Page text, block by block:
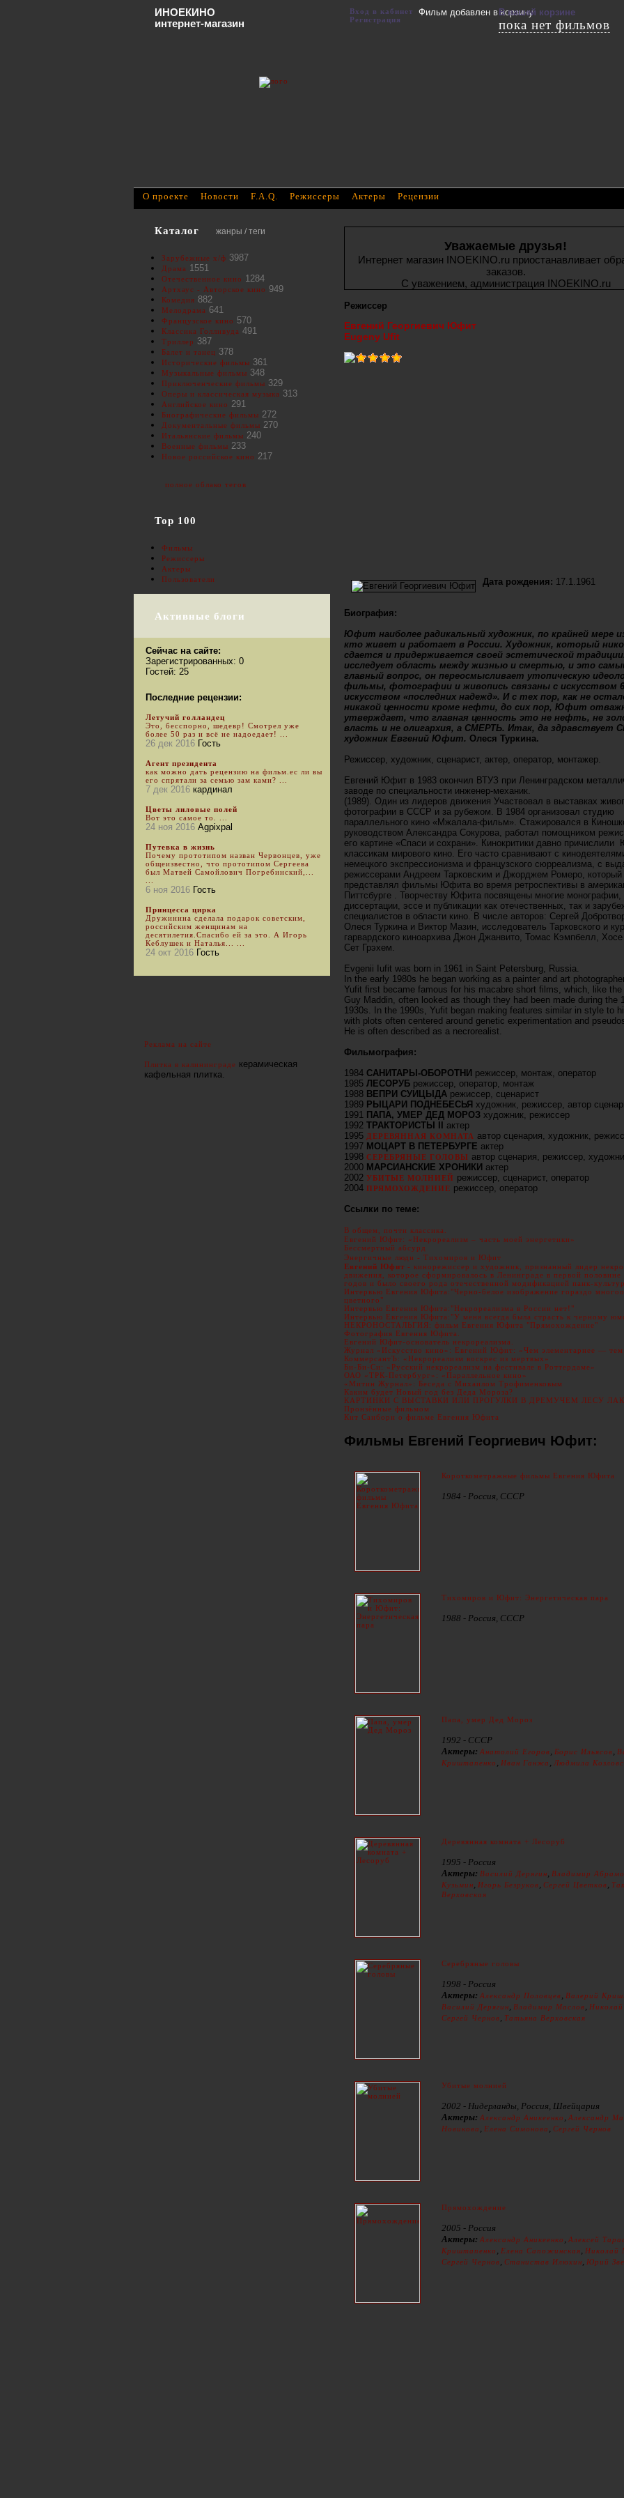
Уважаемые друзья!
Интернет магазин INOEKINO.ru приостанавливает
заказов.
С уважением, администрация INOEKINO.ru
Режиссер
Евгений Георгиевич Юфит
Eugeny Ufit
Дата рождения: 17.1.1961
Биография:
Юфит наиболее радикальный художник, по крайней мере
кто живет и работает в России. Художник, который
сдается и придерживается своей эстетической
исследует область между жизнью и смертью, и это
главный вопрос, он переосмысливает утопическую
фильмы, фотографии и живопись связаны с искусством
искусством «последних надежд». И с тех пор, как не
никакой ценности кроме нефти, до сих пор, Юфит
утверждает, что главная ценность это не нефть, не
власть и не олигархия, а СМЕРТЬ. Итак, да здравствует
художник Евгений Юфит. Олеся Туркина.
Режиссер, художник, сценарист, актер, оператор, монтажер.
Евгений Юфит в 1983 окончил ВТУЗ при Ленинградском
заводе по специальности инженер-механик.
(1989). Один из лидеров движения Участвовал в выставках
фотографии в СССР и за рубежом. В 1984 организовал студию
параллельного кино «Мжалала-фильм». Стажировался в
руководством Александра Сокурова, работал помощником
его картине «Спаси и сохрани». Кинокритики давно
классикам мирового кино. Его часто сравнивают с
немецкого экспрессионизма и французского сюрреализма, с
режиссерами Андреем Тарковским и Джорджем Ромеро, который
представлял фильмы Юфита во время ретроспективы в
Питтсбурге . Творчеству Юфита посвящены многие монографии,
диссертации, эссе и публикации как отечественных, так и
специалистов в области кино. В числе авторов: Сергей
Олеся Туркина и Виктор Мазин, исследователь Тарковского и
гарвардского киноархива Джон Джанвито, Томас Кэмпбелл,
Сет Грэхем.
Evgenii Iufit was born in 1961 in Saint Petersburg, Russia.
In the early 1980s he began working as a painter and art
Yufit first became famous for his macabre short films, which, like
Guy Maddin, often looked as though they had been made during the
1930s. In the 1990s, Yufit began making features similar in style to
with plots often centered around genetic experimentation and
He is often described as a necrorealist.
Фильмография:
1984 САНИТАРЫ-ОБОРОТНИ режиссер, монтаж, оператор
1985 ЛЕСОРУБ режиссер, оператор, монтаж
1988 ВЕПРИ СУИЦЫДА режиссер, сценарист
1989 РЫЦАРИ ПОДНЕБЕСЬЯ художник, режиссер, автор
1991 ПАПА, УМЕР ДЕД МОРОЗ художник, режиссер
1992 ТРАКТОРИСТЫ II актер
1995 ДЕРЕВЯННАЯ КОМНАТА автор сценария, художник,
1997 МОЦАРТ В ПЕТЕРБУРГЕ актер
1998 СЕРЕБРЯНЫЕ ГОЛОВЫ
автор сценария, режиссер,
2000 МАРСИАНСКИЕ ХРОНИКИ актер
2002 УБИТЫЕ МОЛНИЕЙ
режиссер, сценарист, оператор
2004 ПРЯМОХОЖДЕНИЕ режиссер, оператор
Ссылки по теме:
В общем, почти классика.
Евгений Юфит: «Некрореализм – часть моей энергетики»
Бессмертный абсурд
Энергичные люди - Тихомиров и Юфит
Евгений Юфит - кинорежиссер и художник, признанный лидер
движения, которое сформировалось в Ленинграде в первой половине
годов и было своего рода отечественной модификацией панк-
Интервью Евгения Юфита:"Черно-белое изображение гораздо
цветного"
Интервью Евгения Юфита:"Некрореализма в России нет!"
Интервью Евгения Юфита:"У меня всегда была страсть к черному
НЕКРОНОСТАЛЬГИЯ: фильм Евгения Юфита "Прямохождение"
Фотография Евгения Юфита.
Евгений Юфит-основатель некрореализма.
Журнал «Искусство кино»: Евгений Юфит: «Чем элементарнее — тем
КоммерсантЪ: «Некрореализм воскрес из мертвых»
Би-Би-Си: «Русский некрореализм на фестивале в Роттердаме»
ОАО «ТРК-Петербург»: «Параллельное кино»
«Митин Журнал»: Беседа с Михаилом Трофименковым
Каким будет Новый год без Деда Мороза?
КАРТИНКИ С ВЫСТАВКИ ИЛИ ПРОГУЛКИ В ДРЕМУЧЕМ ЛЕСУ
Пронзённые фильмом
Кит Санборн о фильме Евгения Юфита
Фильмы Евгений Георгиевич Юфит:
Короткометражные фильмы Евгения Юфита
1984 - Россия, СССР
Тихомиров и Юфит: Энергетическая пара
1988 - Россия, СССР
Папа, умер Дед Мороз
1992 - СССР
Актеры: Анатолий Егоров Борис Ильясов
Криштапенко
Иван Ганжа Людмила
Деревянная комната + Лесоруб
1995 - Россия
Актеры: Василий Дерягин Владимир
Кузьмин
Игорь Безруков Сергей Цветков
Верховская
Серебряные головы
1998 - Россия
Актеры: Александр Половцев Валерий
Василий Дерягин Владимир Маслов
Сергей Чернов Татьяна Верховская
Убитые молнией
2002 - Нидерланды, Россия, Швейцария
Актеры: Александр Аникеенко Александр
Новикова
Елена Симонова Сергей Чернов
Прямохождение
2005 - Россия
Актеры: Александр Аникеенко Алексей
Криштапенко
Елена Сапожинская Николай
Сергей Чернов Станистав Илюхин Юрий
Каталог жанры / теги
Зарубежные х/ф 3987
Драма 1551
Отечественное кино 1284
Артхаус - Авторское кино 949
Комедия 882
Мелодрама 641
Французское кино 570
Классика Голливуда 491
Триллер 387
Балет и танец 378
Исторические фильмы 361
Музыкальные фильмы 348
Приключенческие фильмы 329
Оперы и классическая музыка 313
Английское кино 291
Биографические фильмы 272
Документальные фильмы 270
Итальянские фильмы 240
Военные фильмы 233
Новое российское кино 217
полное облако тегов
Top 100
Фильмы
Режиссеры
Актеры
Пользователи
Активные блоги
Сейчас на сайте:
Зарегистрированных: 0
Гостей: 25
Последние рецензии:
Летучий голландец
Это, бесспорно, шедевр! Смотрел уже
более 50 раз и всё не надоедает! ...
26 дек 2016 Гость
Агент президента
как можно дать рецензию на фильм.ес ли вы
его спрятали за семью зам ками? ...
7 дек 2016 кардинал
Цветы лиловые полей
Вот это самое то. ...
24 ноя 2016 Agpixpal
Путевка в жизнь
Почему прототипом назван Червонцев, уже
общеизвестно, что прототипом Сергеева
был Матвей Самойлович Погребинский,...
6 ноя 2016 Гость
Принцесса цирка
Дружинина сделала подарок советским,
российским женщинам на
десятилетия.Спасибо ей за это. А Игорь
Кеблушек и Наталья... ...
24 окт 2016 Гость
Реклама на сайте
Плитка в калининграде керамическая
кафельная плитка.
О проекте Новости F.A.Q. Режиссеры Актеры Рецензии
Фильм добавлен в корзину
ИНОЕКИНО
интернет-магазин
Вход в кабинет
Регистрация
В вашей корзине
пока нет фильмов